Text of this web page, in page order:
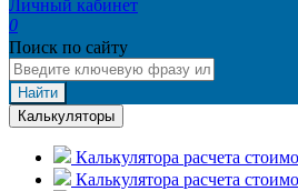
Личный кабинет
0
Поиск по сайту
Найти
Калькуляторы
Калькулятора расчета
Калькулятора расчета